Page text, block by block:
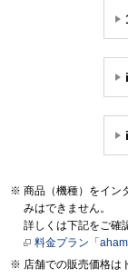
商品（機種）をイン
みはできません。
詳しくは下記をご確
料金プラン「
店舗での販売価格は